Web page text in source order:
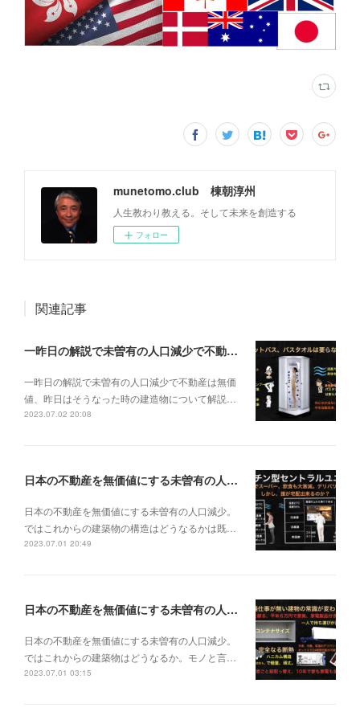
munetomo.club 棟朝淳州
人生教わり教える。そして未来を創造する
フォロー
関連記事
一昨日の解説で未曽有の人口減少で不動産は無価値、昨日はそうなった時の建造物について解説、今日からはその設備について解説をして行く。
一昨日の解説で未曽有の人口減少で不動産は無価
値、昨日はそうなった時の建造物について解説…
2023.07.02 20:08
日本の不動産を無価値にする未曽有の人口減少。ではこれからの建築物の構造はどうなるかは既に解説した。今はその内部の内容。その1
日本の不動産を無価値にする未曽有の人口減少。
ではこれからの建築物の構造はどうなるかは既…
2023.07.01 20:49
日本の不動産を無価値にする未曽有の人口減少。ではこれからの建築物はどうなるか。
日本の不動産を無価値にする未曽有の人口減少。
ではこれからの建築物はどうなるか。モノと言…
2023.07.01 03:15